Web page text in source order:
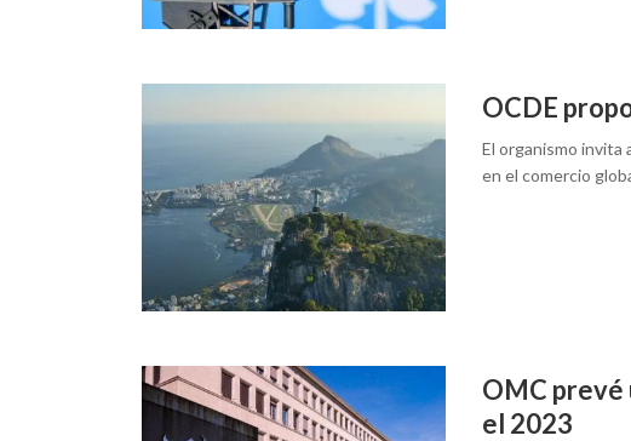
OCDE
El organismo invita
en el comercio
OMC prevé
el 2023